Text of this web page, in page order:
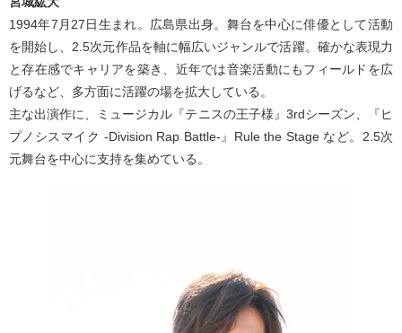
1994年7月27日生まれ。広島県出身。舞台を中心に俳優として活動
を開始し、2.5次元作品を軸に幅広いジャンルで活躍。確かな表現力
と存在感でキャリアを築き、近年では音楽活動にもフィールドを広
げるなど、多方面に活躍の場を拡大している。
主な出演作に、ミュージカル『テニスの王子様』3rdシーズン、『ヒ
プノシスマイク -Division Rap Battle-』Rule the Stage など。2.5次
元舞台を中心に支持を集めている。